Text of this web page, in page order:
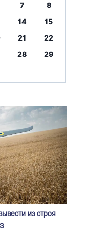
7
8
14
15
21
22
28
29
из строя